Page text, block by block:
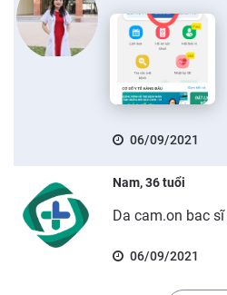
06/09/2021
Nam, 36 tuổi
Da cam.on bac sĩ
06/09/2021